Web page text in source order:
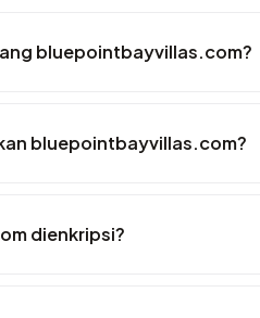
bluepointbayvillas.com?
bluepointbayvillas.com?
dienkripsi?